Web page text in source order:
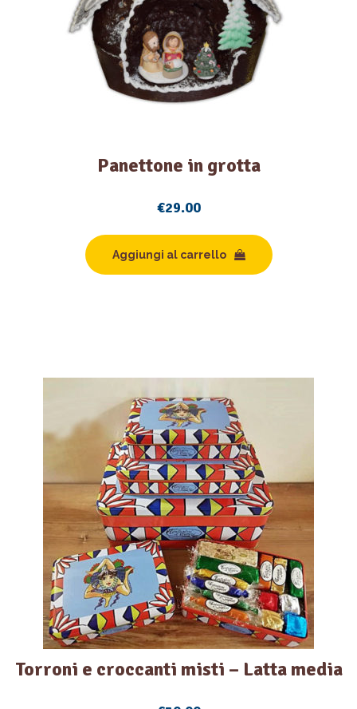
Panettone in grotta
€29.00
Aggiungi al carrello
Torroni e croccanti misti – Latta media